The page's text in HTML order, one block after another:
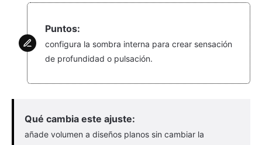
Puntos:
configura la sombra interna para crear sensación
de profundidad o pulsación.
Qué cambia este ajuste:
añade volumen a diseños planos sin cambiar la